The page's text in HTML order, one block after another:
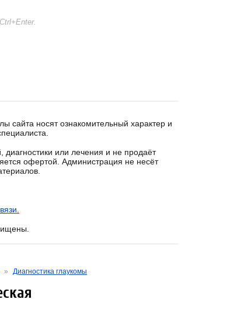
носят ознакомительный характер и
диагностики или лечения и не продаёт
офертой. Администрация не несёт
» Диагностика глаукомы